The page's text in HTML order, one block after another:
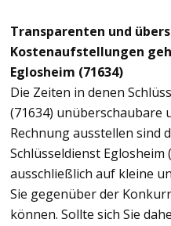
Transparenten und
Kostenaufstellungen
Eglosheim (71634)
Die Zeiten in denen
(71634) unüberschaubare
Rechnung ausstellen sind
Schlüsseldienst Eglosheim
ausschließlich auf kleine
Sie gegenüber der
können. Sollte sich Sie